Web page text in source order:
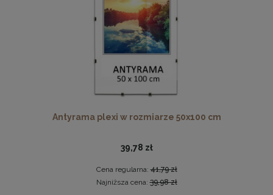
Drewniana ramka, rama na zdjęcia, obrazy w rozmiarze
50x100 cm, brązowa
Antyrama plexi w rozmiarze 50x100 cm
39,78 zł
Cena regularna:41,79 zł
Najniższa cena:39,98 zł